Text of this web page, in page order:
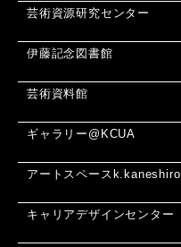
芸術資源研究センター
伊藤記念図書館
芸術資料館
ギャラリー@KCUA
アートスペースk.kaneshiro
キャリアデザインセンター